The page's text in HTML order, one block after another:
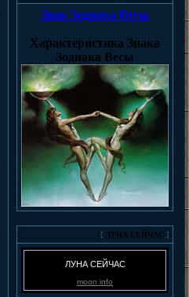
Знак Зодиака Весы
Характеристика Знака
Зодиака Весы
[ ЛУНА СЕЙЧАС ]
ЛУНА СЕЙЧАС
moon info